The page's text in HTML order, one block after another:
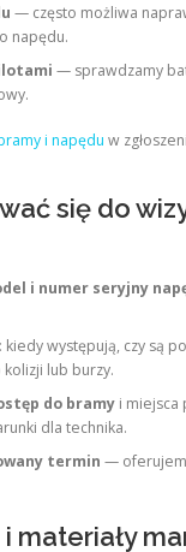
— często możliwa
napędu.
— sprawdzamy
i napędu w
się do
i numer seryjny
kiedy występują, czy są
kolizji lub burzy.
do bramyi miejsca
dla technika.
termin —
materiały